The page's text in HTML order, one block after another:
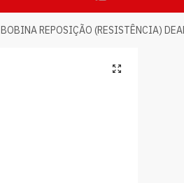
BOBINA REPOSIÇÃO (RESISTÊNCIA)